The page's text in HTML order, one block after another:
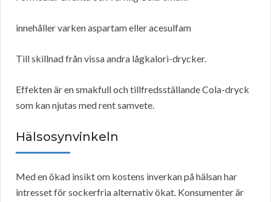
innehåller varken aspartam eller acesulfam
Till skillnad från vissa andra lågkalori-drycker.
Effekten är en smakfull och tillfredsställande Cola-dryck
som kan njutas med rent samvete.
Hälsosynvinkeln
Med en ökad insikt om kostens inverkan på hälsan har
intresset för sockerfria alternativ ökat. Konsumenter är